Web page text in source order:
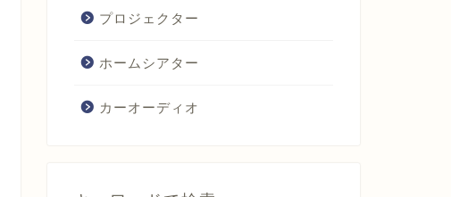
プロジェクター
ホームシアター
カーオーディオ